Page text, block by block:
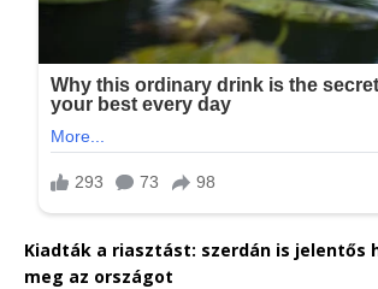
Kiadták a riasztást: szerdán is jelentős
meg az országot